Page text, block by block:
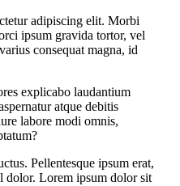
adipiscing elit. Morbi
ipsum gravida tortor, vel
consequat magna, id
explicabo laudantium
atque debitis
labore modi omnis,
Pellentesque ipsum erat,
dolor. Lorem ipsum dolor sit